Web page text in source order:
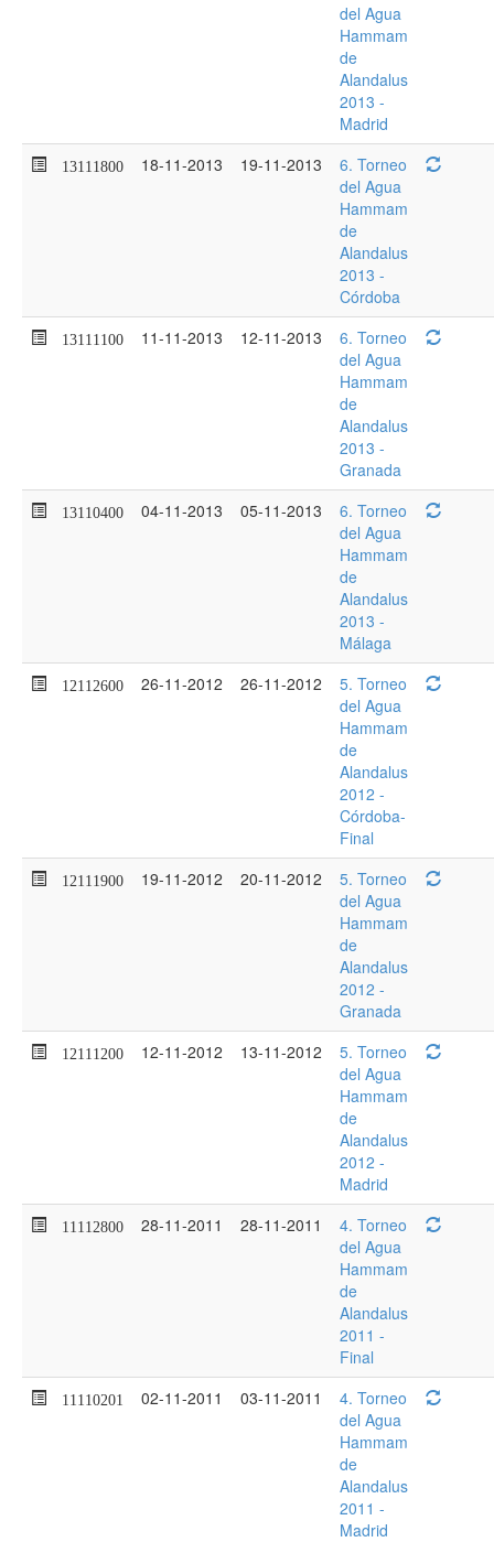
del Agua
Hammam
de
Alandalus
2013 -
Madrid
13111800 18-11-2013 19-11-2013
6. Torneo
del Agua
Hammam
de
Alandalus
2013 -
Córdoba
13111100 11-11-2013 12-11-2013
6. Torneo
del Agua
Hammam
de
Alandalus
2013 -
Granada
13110400 04-11-2013 05-11-2013
6. Torneo
del Agua
Hammam
de
Alandalus
2013 -
Málaga
12112600 26-11-2012 26-11-2012
5. Torneo
del Agua
Hammam
de
Alandalus
2012 -
Córdoba-
Final
12111900 19-11-2012 20-11-2012
5. Torneo
del Agua
Hammam
de
Alandalus
2012 -
Granada
12111200 12-11-2012 13-11-2012
5. Torneo
del Agua
Hammam
de
Alandalus
2012 -
Madrid
11112800 28-11-2011 28-11-2011
4. Torneo
del Agua
Hammam
de
Alandalus
2011 -
Final
11110201 02-11-2011 03-11-2011
4. Torneo
del Agua
Hammam
de
Alandalus
2011 -
Madrid